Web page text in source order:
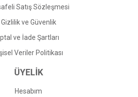
Satış Sözleşmesi
Gizlilik ve Güvenlik
ve İade Şartları
Veriler Politikası
ÜYELİK
Hesabım